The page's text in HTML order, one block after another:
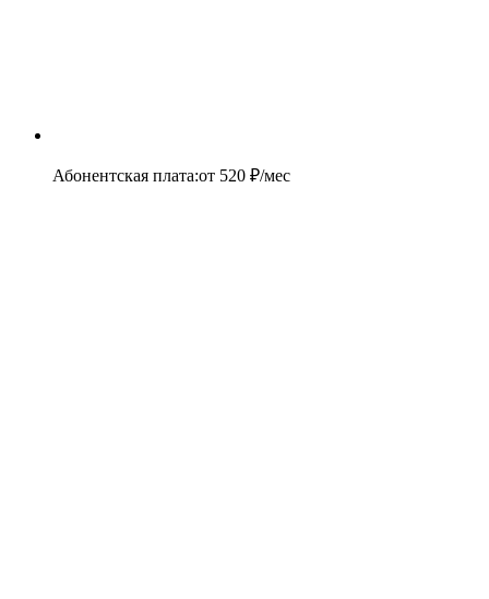
Абонентская плата:от 520 ₽/мес